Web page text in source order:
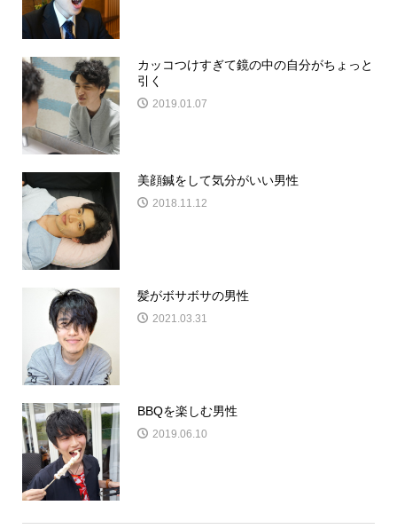
カッコつけすぎて鏡の中の自分がちょっと
引く
2019.01.07
美顔鍼をして気分がいい男性
2018.11.12
髪がボサボサの男性
2021.03.31
BBQを楽しむ男性
2019.06.10